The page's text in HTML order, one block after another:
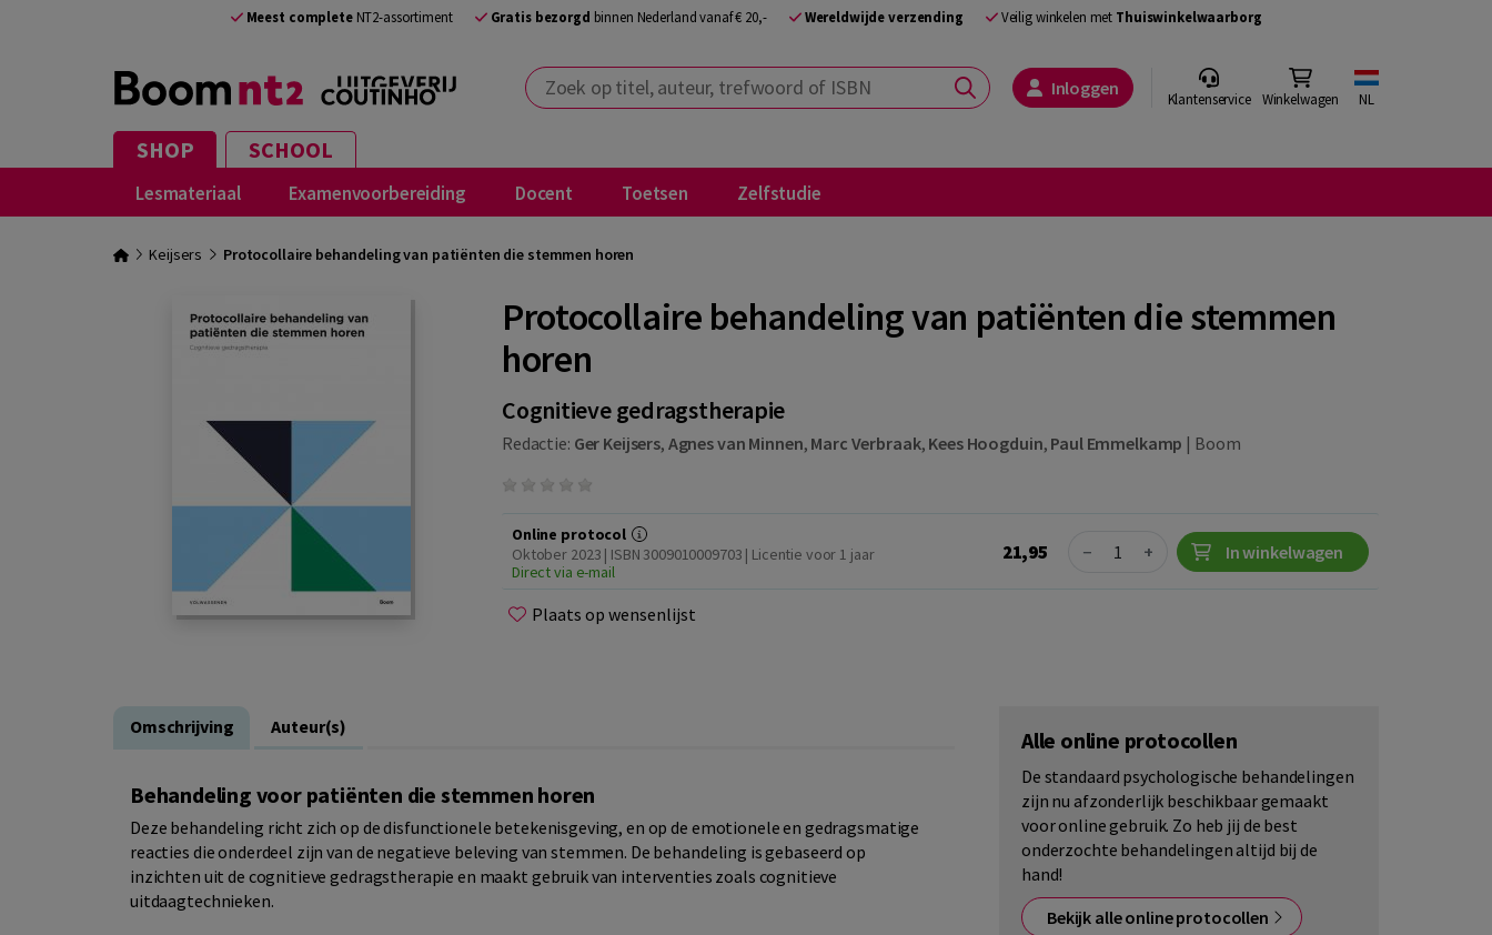
Meest completeNT2-assortiment Gratis bezorgd binnen Nederland vanaf € 20,- Wereldwijde verzending Veilig winkelen met Thuiswinkelwaarborg
Zoek op titel, auteur, trefwoord of ISBN Inloggen Klantenservice Winkelwagen NL
SHOP SCHOOL
Lesmateriaal Examenvoorbereiding Docent Toetsen Zelfstudie
Keijsers Protocollaire behandeling van patiënten die stemmen horen
Protocollaire behandeling van patiënten die stemmen
horen
Cognitieve gedragstherapie
Redactie: Ger Keijsers, Agnes van Minnen, Marc Verbraak, Kees Hoogduin, Paul Emmelkamp | Boom
Online protocol
Oktober 2023 | ISBN 3009010009703 | Licentie voor 1 jaar
Direct via e-mail
21,95 Quantity
− + In winkelwagen
Plaats op wensenlijst
Omschrijving Auteur(s)
Behandeling voor patiënten die stemmen horen
Deze behandeling richt zich op de disfunctionele betekenisgeving, en op de emotionele en gedragsmatige
reacties die onderdeel zijn van de negatieve beleving van stemmen. De behandeling is gebaseerd op
inzichten uit de cognitieve gedragstherapie en maakt gebruik van interventies zoals cognitieve
uitdaagtechnieken.
Alle online protocollen
De standaard psychologische behandelingen
zijn nu afzonderlijk beschikbaar gemaakt
voor online gebruik. Zo heb jij de best
onderzochte behandelingen altijd bij de
hand!
Bekijk alle online protocollen